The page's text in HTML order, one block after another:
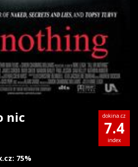
nic
75%
dokina.cz
7.4
index